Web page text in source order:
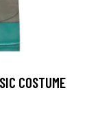
COSTUME